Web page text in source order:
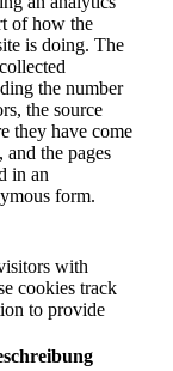
of how the
is doing. The
the number
the source
they have come
and the pages
in an
form.
with
cookies track
to provide